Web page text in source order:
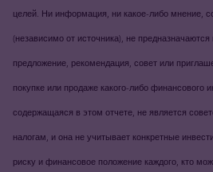
целей. Ни информация, ни какое-либо мнение,
(независимо от источника), не
предложение, рекомендация, совет или
покупке или продаже какого-либо финансового
содержащаяся в этом отчете, не является
налогам, и она не учитывает конкретные
риску и финансовое положение каждого, кто